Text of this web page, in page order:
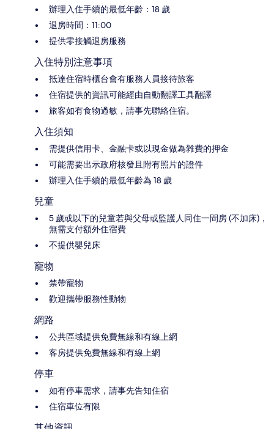
辦理入住手續的最低年齡：18 歲
退房時間：11:00
提供零接觸退房服務
入住特別注意事項
抵達住宿時櫃台會有服務人員接待旅客
住宿提供的資訊可能經由自動翻譯工具翻譯
旅客如有食物過敏，請事先聯絡住宿。
入住須知
需提供信用卡、金融卡或以現金做為雜費的押金
可能需要出示政府核發且附有照片的證件
辦理入住手續的最低年齡為 18 歲
兒童
5 歲或以下的兒童若與父母或監護人同住一間房 (不加床)，
無需支付額外住宿費
不提供嬰兒床
寵物
禁帶寵物
歡迎攜帶服務性動物
網路
公共區域提供免費無線和有線上網
客房提供免費無線和有線上網
停車
如有停車需求，請事先告知住宿
住宿車位有限